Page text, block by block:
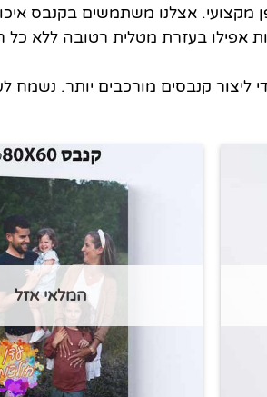
אצלנו משתמשים בקנבס
אפילו בעזרת מטלית רטובה
ליצור קנבסים מורכבים יותר.
המלאי אזל